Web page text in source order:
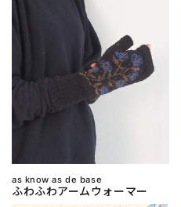
as know as de base
ふわふわアームウォーマー